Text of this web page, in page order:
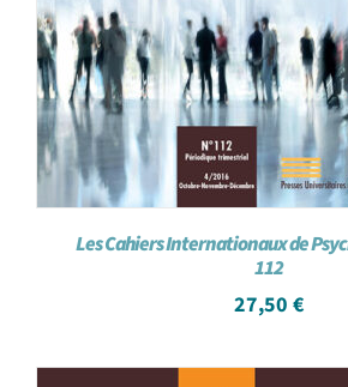
Les Cahiers Internationaux de
112
27,50 €